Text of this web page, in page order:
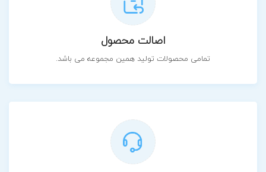
اصالت محصول
تمامی محصولات تولید همین مجموعه می باشد.